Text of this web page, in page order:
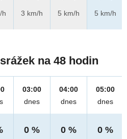
h
3 km/h
5 km/h
5 km/h
na 48 hodin
03:00
dnes
0 %
04:00
dnes
0 %
05:00
dnes
0 %